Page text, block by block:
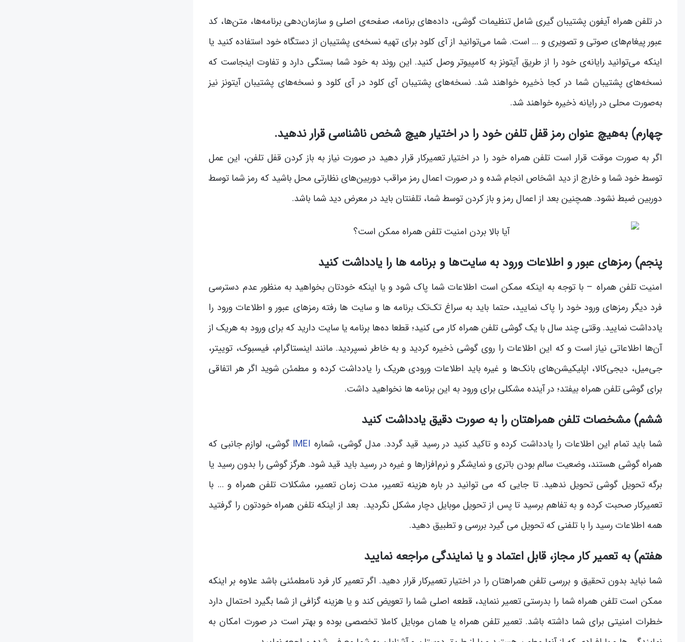
در تلفن همراه آیفون پشتیبان گیری شامل تنظیمات گوشی، داده‌های برنامه، صفحه‌ی اصلی و سازمان‌دهی برنامه‌ها، متن‌ها، کد
عبور پیغام‌های صوتی و تصویری و … است. شما می‌توانید از آی کلود برای تهیه نسخه‌ی پشتیبان از دستگاه خود استفاده کنید یا
اینکه می‌توانید رایانه‌ی خود را از طریق آیتونز به کامپیوتر وصل کنید. این روند به خود شما بستگی دارد و تفاوت اینجاست که
نسخه‌های پشتیبان شما در کجا ذخیره خواهند شد. نسخه‌های پشتیبان آی کلود در آی کلود و نسخه‌های پشتیبان آیتونز نیز
به‌صورت محلی در رایانه ذخیره خواهند شد.
چهارم) به‌هیچ عنوان رمز قفل تلفن خود را در اختیار هیچ شخص ناشناسی قرار ندهید.
اگر به صورت موقت قرار است تلفن همراه خود را در اختیار تعمیرکار قرار دهید در صورت نیاز به باز کردن قفل تلفن، این عمل
توسط خود شما و خارج از دید اشخاص انجام شده و در صورت اعمال رمز مراقب دوربین‌های نظارتی محل باشید که رمز شما توسط
دوربین ضبط نشود. همچنین بعد از اعمال رمز و باز کردن توسط شما، تلفنتان باید در معرض دید شما باشد.
پنجم) رمزهای عبور و اطلاعات ورود به سایت‌ها و برنامه ها را یادداشت کنید
امنیت تلفن همراه – با توجه به اینکه ممکن است اطلاعات شما پاک شود و یا اینکه خودتان بخواهید به منظور عدم دسترسی
فرد دیگر رمزهای ورود خود را پاک نمایید، حتما باید به سراغ تک‌تک برنامه ها و سایت ها رفته رمزهای عبور و اطلاعات ورود را
یادداشت نمایید. وقتی چند سال با یک گوشی تلفن همراه کار می کنید؛ قطعا ده‌ها برنامه یا سایت دارید که برای ورود به هریک از
آن‌ها اطلاعاتی نیاز است و که این اطلاعات را روی گوشی ذخیره کردید و به خاطر نسپردید. مانند اینستاگرام، فیسبوک، توییتر،
جی‌میل، دیجی‌کالا، اپلیکیشن‌های بانک‌ها و غیره باید اطلاعات ورودی هریک را یادداشت کرده و مطمئن شوید اگر هر اتفاقی
برای گوشی تلفن همراه بیفتد؛ در آینده مشکلی برای ورود به این برنامه ها نخواهید داشت.
ششم) مشخصات تلفن همراهتان را به صورت دقیق یادداشت کنید
شما باید تمام این اطلاعات را یادداشت کرده و تاکید کنید در رسید قید گردد. مدل گوشی، شماره IMEI گوشی، لوازم جانبی که
همراه گوشی هستند، وضعیت سالم بودن باتری و نمایشگر و نرم‌افزارها و غیره در رسید باید قید شود. هرگز گوشی را بدون رسید یا
برگه تحویل گوشی تحویل ندهید. تا جایی که می توانید در باره هزینه تعمیر، مدت زمان تعمیر، مشکلات تلفن همراه و … با
تعمیرکار صحبت کرده و به تفاهم برسید تا پس از تحویل موبایل دچار مشکل نگردید. بعد از اینکه تلفن همراه خودتون را گرفتید
همه اطلاعات رسید را با تلفنی که تحویل می گیرد بررسی و تطبیق دهید.
هفتم) به تعمیر کار مجاز، قابل اعتماد و یا نمایندگی مراجعه نمایید
شما نباید بدون تحقیق و بررسی تلفن همراهتان را در اختیار تعمیرکار قرار دهید. اگر تعمیر کار فرد نامطمئنی باشد علاوه بر اینکه
ممکن است تلفن همراه شما را بدرستی تعمیر ننماید، قطعه اصلی شما را تعویض کند و یا هزینه گزافی از شما بگیرد احتمال دارد
خطرات امنیتی برای شما داشته باشد. تعمیر تلفن همراه یا همان موبایل کاملا تخصصی بوده و بهتر است در صورت امکان به